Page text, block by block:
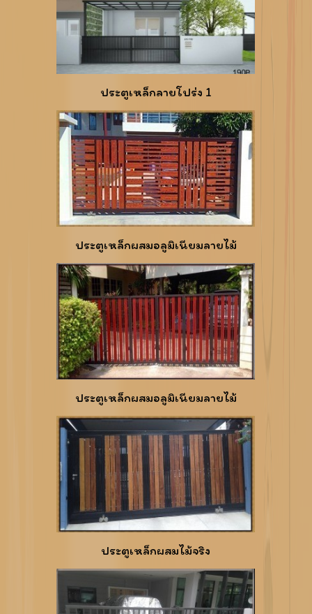
ประตูเหล็กลายโปร่ง 1
ประตูเหล็กผสมอลูมิเนียมลายไม้
ประตูเหล็กผสมอลูมิเนียมลายไม้
ประตูเหล็กผสมไม้จริง